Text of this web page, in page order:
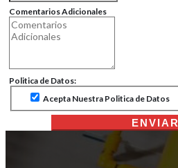
Comentarios Adicionales
Politica de Datos:
Acepta Nuestra Politica de Datos
ENVIAR